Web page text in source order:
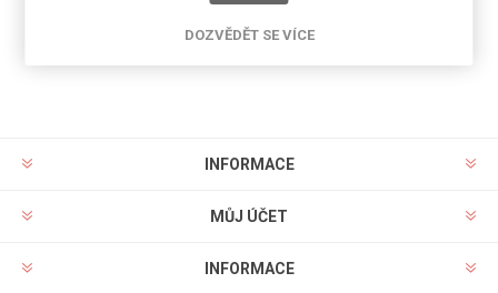
INFORMACE
MŮJ ÚČET
INFORMACE
DOZVĚDĚT SE VÍCE